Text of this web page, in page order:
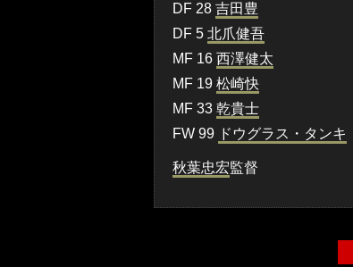
DF 28 吉田豊
DF 5 北爪健吾
MF 16 西澤健太
MF 19 松崎快
MF 33 乾貴士
FW 99 ドウグラス・タンキ
秋葉忠宏監督